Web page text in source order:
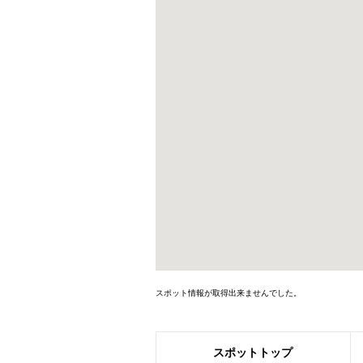
スポット情報が取得出来ませんでした。
スポット トップ